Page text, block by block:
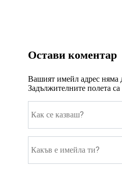
Остави коментар
Вашият имейл адрес няма
Задължителните полета са